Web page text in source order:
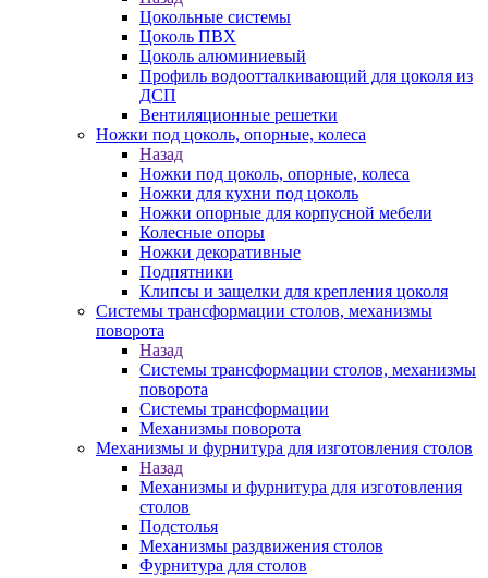
Цокольные системы
Цоколь ПВХ
Цоколь алюминиевый
Профиль водоотталкивающий для цоколя из
ДСП
Вентиляционные решетки
Ножки под цоколь, опорные, колеса
Назад
Ножки под цоколь, опорные, колеса
Ножки для кухни под цоколь
Ножки опорные для корпусной мебели
Колесные опоры
Ножки декоративные
Подпятники
Клипсы и защелки для крепления цоколя
Системы трансформации столов, механизмы
поворота
Назад
Системы трансформации столов, механизмы
поворота
Системы трансформации
Механизмы поворота
Механизмы и фурнитура для изготовления столов
Назад
Механизмы и фурнитура для изготовления
столов
Подстолья
Механизмы раздвижения столов
Фурнитура для столов